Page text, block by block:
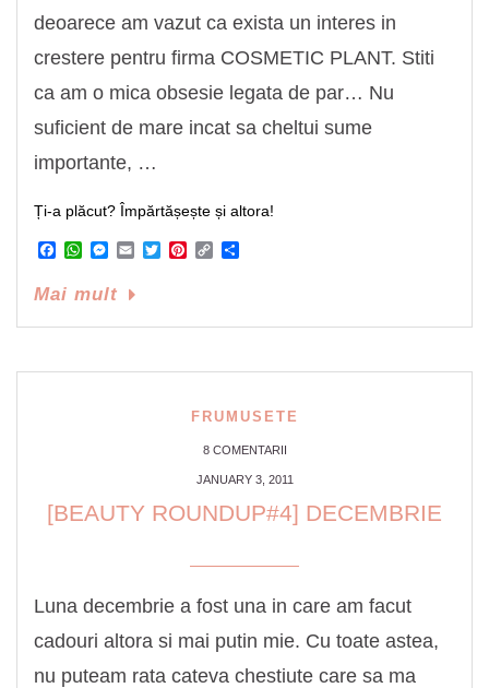
deoarece am vazut ca exista un interes in
crestere pentru firma COSMETIC PLANT. Stiti
ca am o mica obsesie legata de par… Nu
suficient de mare incat sa cheltui sume
importante, …
Ți-a plăcut? Împărtășește și altora!
Facebook
WhatsApp
Messenger
EmailTwitterPinterest
Copy
Mai mult
FRUMUSETE
8 COMENTARII
JANUARY 3, 2011
[BEAUTY ROUNDUP#4] DECEMBRIE
Luna decembrie a fost una in care am facut
cadouri altora si mai putin mie. Cu toate astea,
nu puteam rata cateva chestiute care sa ma